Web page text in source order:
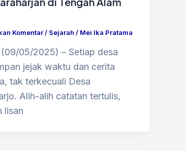
Komentar/ Sejarah / Mei Ika Pratama
05/2025) – Setiap desa
jejak waktu dan cerita
tak terkecuali Desa
Alih-alih catatan tertulis,
lisan